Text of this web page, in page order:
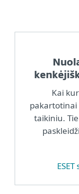
Kai
taikiniu.